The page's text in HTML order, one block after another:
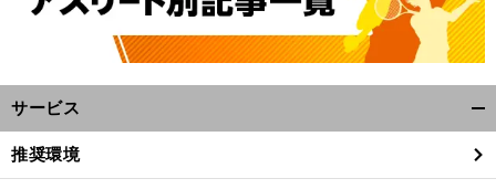
サービス
閉
推奨環境